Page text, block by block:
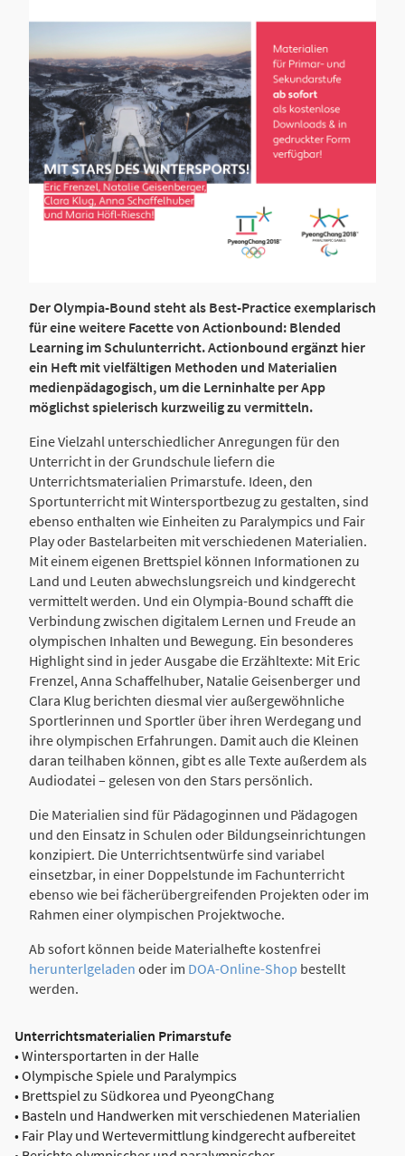
Der Olympia-Bound steht als Best-Practice exemplarisch
für eine weitere Facette von Actionbound: Blended
Learning im Schulunterricht. Actionbound ergänzt hier
ein Heft mit vielfältigen Methoden und Materialien
medienpädagogisch, um die Lerninhalte per App
möglichst spielerisch kurzweilig zu vermitteln.
Eine Vielzahl unterschiedlicher Anregungen für den
Unterricht in der Grundschule liefern die
Unterrichtsmaterialien Primarstufe. Ideen, den
Sportunterricht mit Wintersportbezug zu gestalten, sind
ebenso enthalten wie Einheiten zu Paralympics und Fair
Play oder Bastelarbeiten mit verschiedenen Materialien.
Mit einem eigenen Brettspiel können Informationen zu
Land und Leuten abwechslungsreich und kindgerecht
vermittelt werden. Und ein Olympia-Bound schafft die
Verbindung zwischen digitalem Lernen und Freude an
olympischen Inhalten und Bewegung. Ein besonderes
Highlight sind in jeder Ausgabe die Erzähltexte: Mit Eric
Frenzel, Anna Schaffelhuber, Natalie Geisenberger und
Clara Klug berichten diesmal vier außergewöhnliche
Sportlerinnen und Sportler über ihren Werdegang und
ihre olympischen Erfahrungen. Damit auch die Kleinen
daran teilhaben können, gibt es alle Texte außerdem als
Audiodatei – gelesen von den Stars persönlich.
Die Materialien sind für Pädagoginnen und Pädagogen
und den Einsatz in Schulen oder Bildungseinrichtungen
konzipiert. Die Unterrichtsentwürfe sind variabel
einsetzbar, in einer Doppelstunde im Fachunterricht
ebenso wie bei fächerübergreifenden Projekten oder im
Rahmen einer olympischen Projektwoche.
Ab sofort können beide Materialhefte kostenfrei
herunterlgeladen oder im DOA-Online-Shop bestellt
werden.
Unterrichtsmaterialien Primarstufe
• Wintersportarten in der Halle
• Olympische Spiele und Paralympics
• Brettspiel zu Südkorea und PyeongChang
• Basteln und Handwerken mit verschiedenen Materialien
• Fair Play und Wertevermittlung kindgerecht aufbereitet